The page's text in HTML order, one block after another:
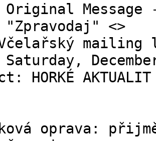
"Zpravodaj" <>
HORKÉ AKTUALIT
oprava: